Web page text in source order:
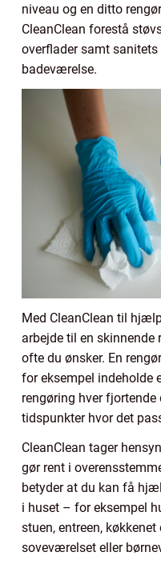
niveau og en ditto
CleanClean forestå
overflader samt
badeværelse.
Med CleanClean til
arbejde til en skinnende
ofte du ønsker. En
for eksempel indeholde
rengøring hver fjortende
tidspunkter hvor det
CleanClean tager
gør rent i
betyder at du kan få
i huset – for eksempel
stuen, entreen,
soveværelset eller